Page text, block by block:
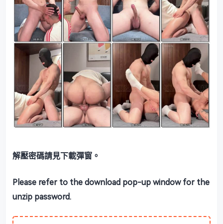
解壓密碼請見下載彈窗。
Please refer to the download pop-up window for the
unzip password.